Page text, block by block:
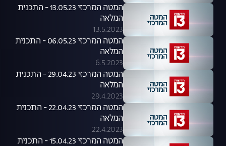
המטה המרכזי 13.05.23 - התכנית
המלאה
13.5.2023
המטה המרכזי 06.05.23 - התכנית
המלאה
6.5.2023
המטה המרכזי 29.04.23 - התכנית
המלאה
29.4.2023
המטה המרכזי 22.04.23 - התכנית
המלאה
22.4.2023
המטה המרכזי 15.04.23 - התכנית